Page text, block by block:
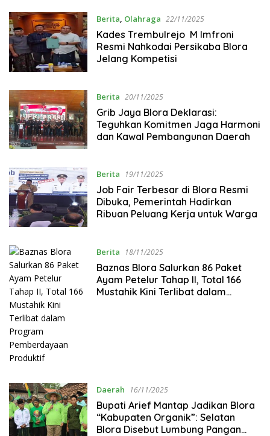
Berita, Olahraga 22/11/2025
‎Kades Trembulrejo M Imfroni
Resmi Nahkodai Persikaba Blora
Jelang Kompetisi
Berita 20/11/2025
‎Grib Jaya Blora Deklarasi:
Teguhkan Komitmen Jaga Harmoni
dan Kawal Pembangunan Daerah
Berita 19/11/2025
‎Job Fair Terbesar di Blora Resmi
Dibuka, Pemerintah Hadirkan
Ribuan Peluang Kerja untuk Warga
Berita 18/11/2025
Baznas Blora Salurkan 86 Paket
Ayam Petelur Tahap II, Total 166
Mustahik Kini Terlibat dalam
Daerah 16/11/2025
Bupati Arief Mantap Jadikan Blora
“Kabupaten Organik”: Selatan
Blora Disebut Lumbung Pangan